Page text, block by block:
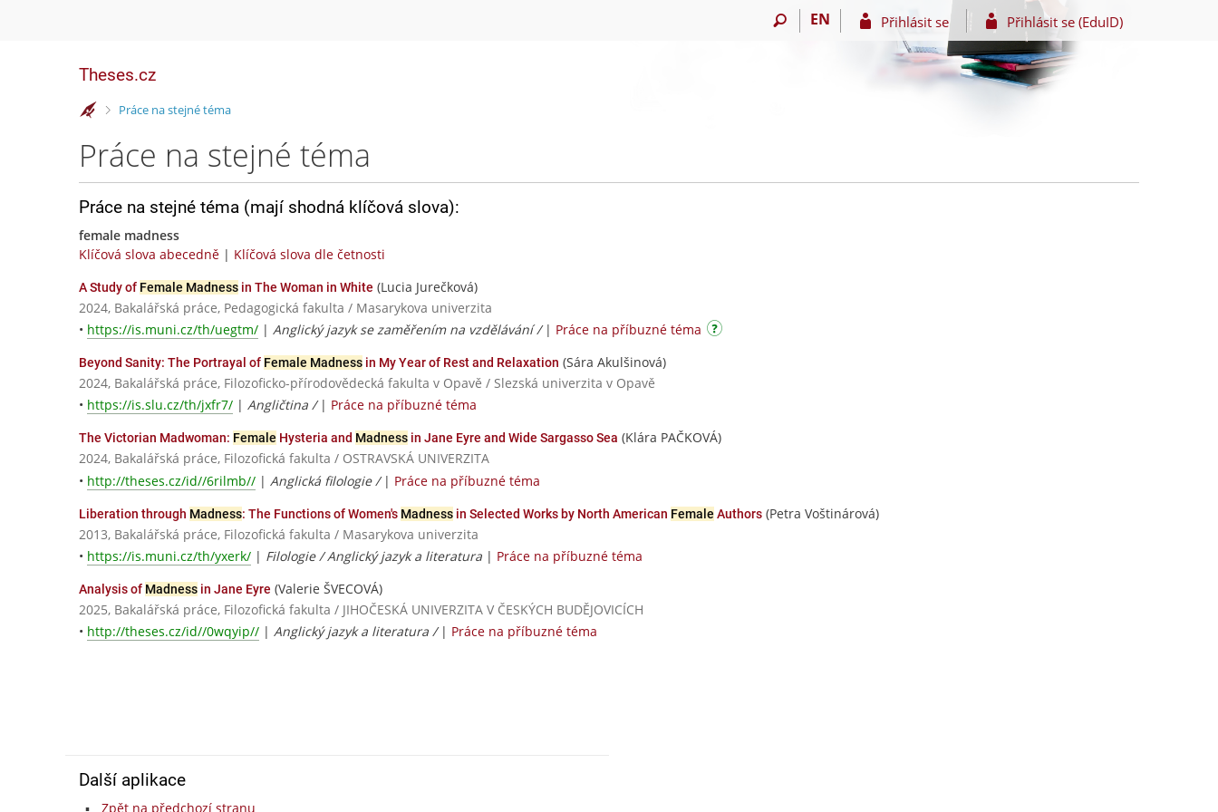
EN Přihlásit se Přihlásit se (EduID)
Theses.cz
>Práce na stejné téma
Práce na stejné téma
Práce na stejné téma (mají shodná klíčová slova):
female madness
Klíčová slova abecedně | Klíčová slova dle četnosti
A Study of Female Madness in The Woman in White (Lucia Jurečková)
2024, Bakalářská práce, Pedagogická fakulta / Masarykova univerzita
• https://is.muni.cz/th/uegtm/ | Anglický jazyk se zaměřením na vzdělávání / | Práce na příbuzné téma
Beyond Sanity: The Portrayal of Female Madness in My Year of Rest and Relaxation (Sára Akulšinová)
2024, Bakalářská práce, Filozoficko-přírodovědecká fakulta v Opavě / Slezská univerzita v Opavě
• https://is.slu.cz/th/jxfr7/ | Angličtina / | Práce na příbuzné téma
The Victorian Madwoman: Female Hysteria and Madness in Jane Eyre and Wide Sargasso Sea (Klára PAČKOVÁ)
2024, Bakalářská práce, Filozofická fakulta / OSTRAVSKÁ UNIVERZITA
• http://theses.cz/id//6rilmb// | Anglická filologie / | Práce na příbuzné téma
Liberation through Madness: The Functions of Women's Madness in Selected Works by North American Female Authors (Petra Voštinárová)
2013, Bakalářská práce, Filozofická fakulta / Masarykova univerzita
• https://is.muni.cz/th/yxerk/ | Filologie / Anglický jazyk a literatura | Práce na příbuzné téma
Analysis of Madness in Jane Eyre (Valerie ŠVECOVÁ)
2025, Bakalářská práce, Filozofická fakulta / JIHOČESKÁ UNIVERZITA V ČESKÝCH BUDĚJOVICÍCH
• http://theses.cz/id//0wqyip// | Anglický jazyk a literatura / | Práce na příbuzné téma
Další aplikace
Zpět na předchozí stranu